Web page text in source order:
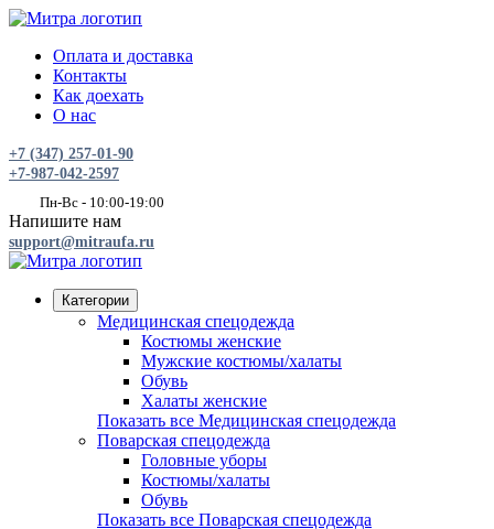
Оплата и доставка
Контакты
Как доехать
О нас
+7 (347) 257-01-90
+7-987-042-2597
Пн-Вс - 10:00-19:00
Напишите нам
support@mitraufa.ru
Категории
Медицинская спецодежда
Костюмы женские
Мужские костюмы/халаты
Обувь
Халаты женские
Показать все Медицинская спецодежда
Поварская спецодежда
Головные уборы
Костюмы/халаты
Обувь
Показать все Поварская спецодежда